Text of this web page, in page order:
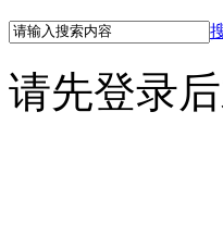
请先登录